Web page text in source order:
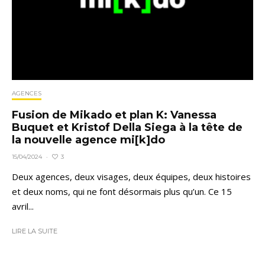
AGENCES
Fusion de Mikado et plan K: Vanessa
Buquet et Kristof Della Siega à la tête de
la nouvelle agence mi[k]do
15/04/2024 · 3
Deux agences, deux visages, deux équipes, deux histoires
et deux noms, qui ne font désormais plus qu’un. Ce 15
avril...
LIRE LA SUITE